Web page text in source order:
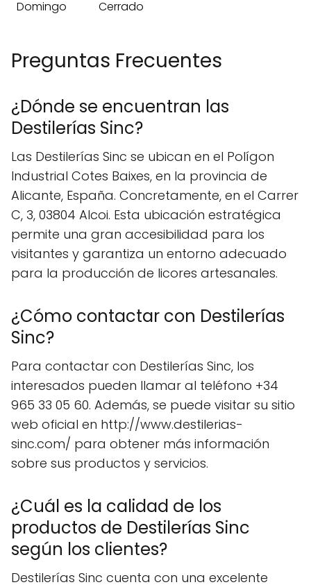
Domingo
Cerrado
Preguntas Frecuentes
¿Dónde se encuentran las
Destilerías Sinc?
Las Destilerías Sinc se ubican en el Polígon
Industrial Cotes Baixes, en la provincia de
Alicante, España. Concretamente, en el Carrer
C, 3, 03804 Alcoi. Esta ubicación estratégica
permite una gran accesibilidad para los
visitantes y garantiza un entorno adecuado
para la producción de licores artesanales.
¿Cómo contactar con Destilerías
Sinc?
Para contactar con Destilerías Sinc, los
interesados pueden llamar al teléfono +34
965 33 05 60. Además, se puede visitar su sitio
web oficial en http://www.destilerias-
sinc.com/ para obtener más información
sobre sus productos y servicios.
¿Cuál es la calidad de los
productos de Destilerías Sinc
según los clientes?
Destilerías Sinc cuenta con una excelente